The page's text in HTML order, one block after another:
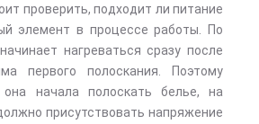
проверить, подходит ли питание
элемент в процессе работы. По
нагреваться сразу после
первого полоскания. Поэтому
начала полоскать белье, на
присутствовать напряжение